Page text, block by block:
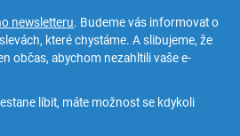
newsletteru. Budeme vás informovat o
které chystáme. A slibujeme, že
občas, abychom nezahltili vaše e-
líbit, máte možnost se kdykoli